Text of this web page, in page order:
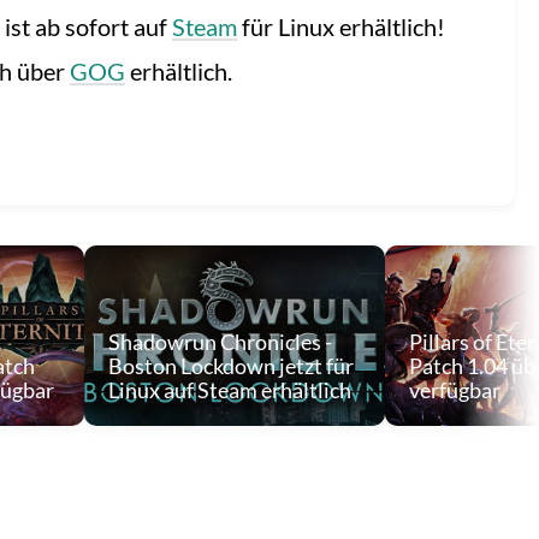
ist ab sofort aufSteamfür Linux erhältlich!
über GOG erhältlich.
Shadowrun Chronicles -
Boston Lockdown jetzt für
Linux auf Steam erhältlich
Pillars of
Patch 1.04
verfügbar